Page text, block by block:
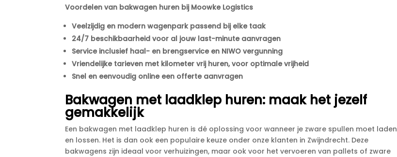
Voordelen van bakwagen huren bij Moowke Logistics
Veelzijdig en modern wagenpark passend bij elke taak
24/7 beschikbaarheid voor al jouw last-minute aanvragen
Service inclusief haal- en brengservice en NIWO vergunning
Vriendelijke tarieven met kilometer vrij huren, voor optimale vrijheid
Snel en eenvoudig online een offerte aanvragen
Bakwagen met laadklep huren: maak het jezelf
gemakkelijk
Een bakwagen met laadklep huren is dé oplossing voor wanneer je zware spullen moet laden
en lossen.​ Het is dan ook een populaire keuze onder onze klanten in Zwijndrecht.​ Deze
bakwagens zijn ideaal voor verhuizingen, maar ook voor het vervoeren van pallets of zware